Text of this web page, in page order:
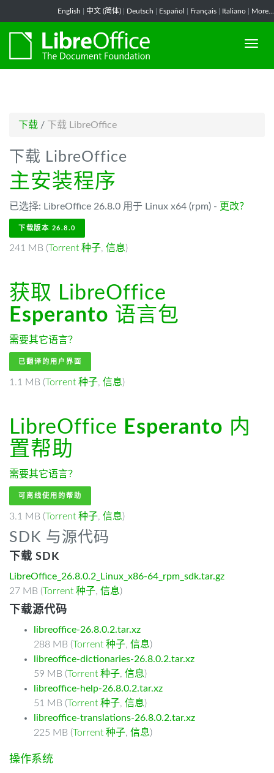
English 中文 (简体) Deutsch Español Français Italiano More...
下载 / 下载 LibreOffice
下载 LibreOffice
主安装程序
已选择: LibreOffice 26.8.0 用于 Linux x64 (rpm) - 更改？
下载版本 26.8.0
241 MB (Torrent 种子, 信息)
获取 LibreOffice
Esperanto 语言包
需要其它语言？
已翻译的用户界面
1.1 MB (Torrent 种子, 信息)
LibreOffice Esperanto 内
置帮助
需要其它语言？
可离线使用的帮助
3.1 MB (Torrent 种子, 信息)
SDK 与源代码
下载 SDK
LibreOffice_26.8.0.2_Linux_x86-64_rpm_sdk.tar.gz
27 MB (Torrent 种子, 信息)
下载源代码
libreoffice-26.8.0.2.tar.xz
288 MB (Torrent 种子, 信息)
libreoffice-dictionaries-26.8.0.2.tar.xz
59 MB (Torrent 种子, 信息)
libreoffice-help-26.8.0.2.tar.xz
51 MB (Torrent 种子, 信息)
libreoffice-translations-26.8.0.2.tar.xz
225 MB (Torrent 种子, 信息)
操作系统